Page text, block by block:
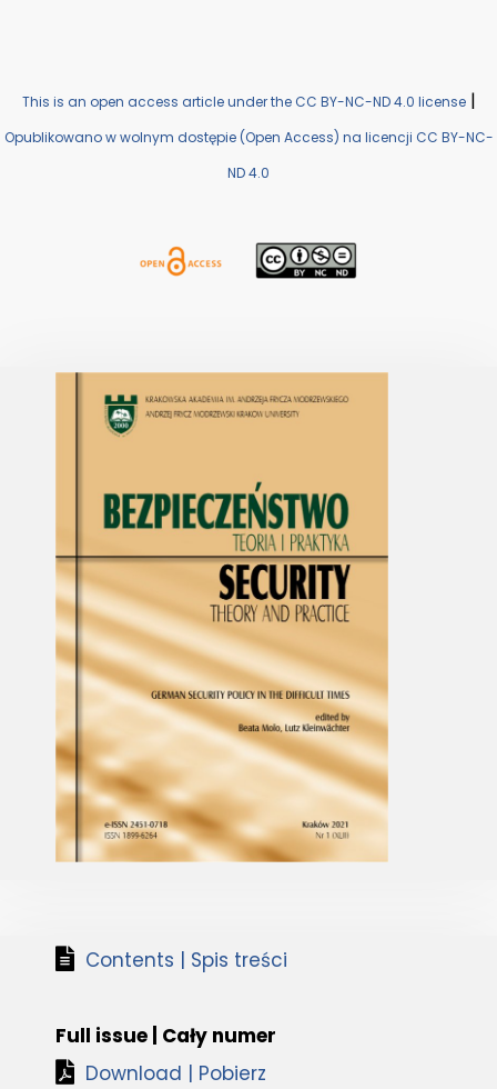
This is an open access article under the CC BY-NC-ND 4.0 license|
Opublikowano w wolnym dostępie (Open Access) na licencji CC BY-NC-
ND 4.0
Contents | Spis treści
Full issue | Cały numer
Download | Pobierz